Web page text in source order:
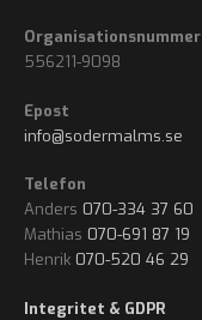
Organisationsnummer
556211-9098
Epost
info@sodermalms.se
Telefon
Anders 070-334 37 60
Mathias 070-691 87 19
Henrik 070-520 46 29
Integritet & GDPR